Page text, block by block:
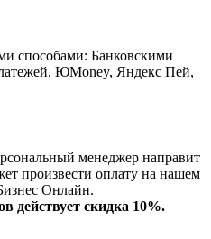
способами: Банковскими
ЮMoney, Яндекс Пей,
менеджер направит
произвести оплату на нашем
Онлайн.
действует скидка 10%.